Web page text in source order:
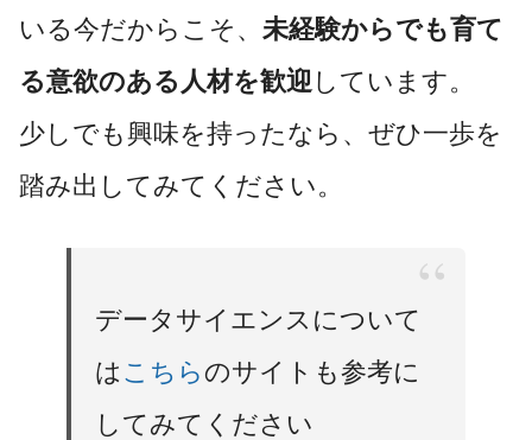
いる今だからこそ、 未経験からでも育て
る意欲のある人材を歓迎しています。
少しでも興味を持ったなら、ぜひ一歩を
踏み出してみてください。
データサイエンスについて
は こちらのサイトも参考に
してみてください